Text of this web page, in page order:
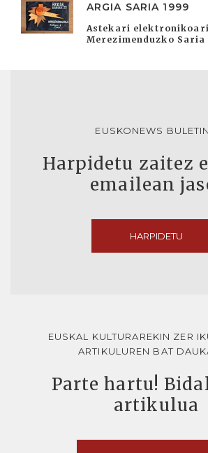
ARGIA SARIA 1999
Astekari elektronikoari
Merezimenduzko Saria
EUSKONEWS
Harpidetu zaitez
emailean
HARPIDETU
EUSKAL KULTURAREKIN ZER
ARTIKULUREN BAT
Parte hartu!
artikulua